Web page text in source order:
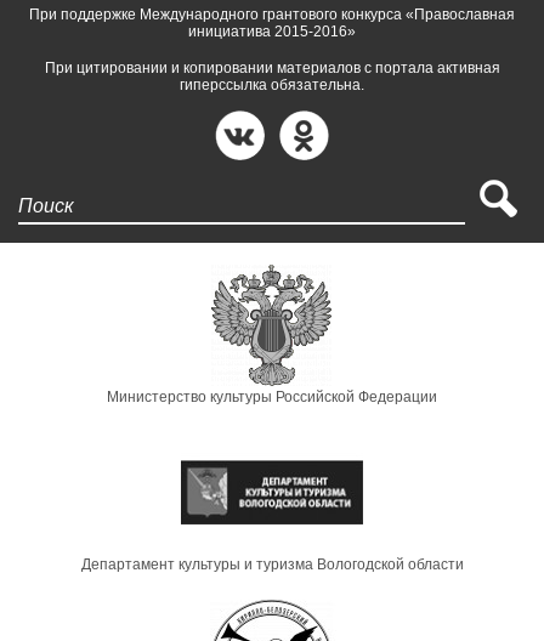
При поддержке Международного грантового конкурса «Православная
инициатива 2015-2016»
При цитировании и копировании материалов с портала активная
гиперссылка обязательна.
Министерство культуры Российской Федерации
Департамент культуры и туризма Вологодской области